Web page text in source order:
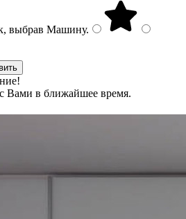
выбрав Машину.
Вами в ближайшее время.